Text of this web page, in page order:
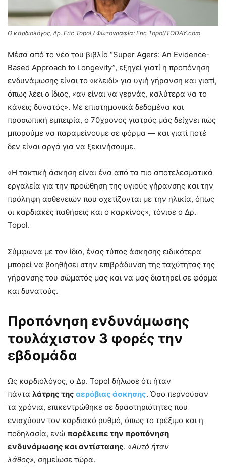
Ο καρδιολόγος, Δρ. Eric Topol / Φωτογραφία: Eric Topol/TODAY.com
Μέσα από το νέο του βιβλίο “Super Agers: An Evidence-
Based Approach to Longevity”, εξηγεί γιατί η προπόνηση
ενδυνάμωσης είναι το «κλειδί» για υγιή γήρανση και γιατί,
όπως λέει ο ίδιος, «αν είναι να γερνάς, καλύτερα να το
κάνεις δυνατός». Με επιστημονικά δεδομένα και
προσωπική εμπειρία, ο 70χρονος γιατρός μάς δείχνει πώς
μπορούμε να παραμείνουμε σε φόρμα — και γιατί ποτέ
δεν είναι αργά για να ξεκινήσουμε.
«Η τακτική άσκηση είναι ένα από τα πιο αποτελεσματικά
εργαλεία για την προώθηση της υγιούς γήρανσης και την
πρόληψη ασθενειών που σχετίζονται με την ηλικία, όπως
οι καρδιακές παθήσεις και ο καρκίνος», τόνισε ο Δρ.
Topol.
Σύμφωνα με τον ίδιο, ένας τύπος άσκησης ειδικότερα
μπορεί να βοηθήσει στην επιβράδυνση της ταχύτητας της
γήρανσης του σώματός μας και να μας διατηρεί σε φόρμα
και δυνατούς.
Προπόνηση ενδυνάμωσης
τουλάχιστον 3 φορές την
εβδομάδα
Ως καρδιολόγος, ο Δρ. Topol δήλωσε ότι ήταν
πάντα λάτρης της αερόβιας άσκησης. Όσο περνούσαν
τα χρόνια, επικεντρώθηκε σε δραστηριότητες που
ενισχύουν τον καρδιακό ρυθμό, όπως το τρέξιμο και η
ποδηλασία, ενώ παρέλειπε την προπόνηση
ενδυνάμωσης και αντίστασης. «Αυτό ήταν
λάθος», σημείωσε τώρα.